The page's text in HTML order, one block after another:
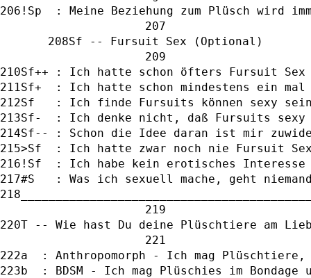
!Sp  : Meine Beziehung zum Plüsch wird
Sf -- Fursuit Sex (Optional)
Sf++ : Ich hatte schon öfters Fursuit Sex
Sf+  : Ich hatte schon mindestens ein
Sf   : Ich finde Fursuits können sexy
Sf-  : Ich denke nicht, daß Fursuits sexy
Sf-- : Schon die Idee daran ist mir
>Sf  : Ich hatte zwar noch nie Fursuit
!Sf  : Ich habe kein erotisches Interesse
#S   : Was ich sexuell mache, geht
T -- Wie hast Du deine Plüschtiere am
a  : Anthropomorph - Ich mag Plüschtiere,
b  : BDSM - Ich mag Plüschies im Bondage